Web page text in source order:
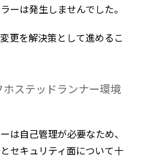
ーは発生しませんでした。
更を解決策として進めるこ
ステッドランナー環境
は自己管理が必要なため、
セキュリティ面について十